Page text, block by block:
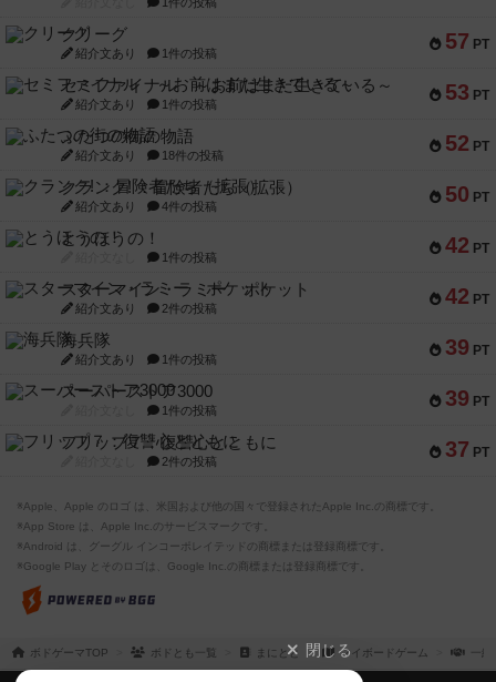
57 PT
クリーグ
紹介文あり 1件の投稿
53 PT
セミファイナル ～お前はまだ生きている～
紹介文あり 1件の投稿
52 PT
ふたつの街の物語
紹介文あり 18件の投稿
50 PT
クランク! ：冒険者たち（拡張）
紹介文あり 4件の投稿
42 PT
とうほうの！
1件の投稿
42 PT
スターマイン・ラミー ポケット
紹介文あり 2件の投稿
39 PT
海兵隊
紹介文あり 1件の投稿
39 PT
スーパーストア3000
1件の投稿
37 PT
フリップ７：復讐心とともに
2件の投稿
※Apple、Apple のロゴ は、米国および他の国々で登録されたApple Inc.の商標です。
※App Store は、Apple Inc.のサービスマークです。
※Android は、グーグル インコーポレイテッドの商標または登録商標です。
※Google Play とそのロゴは、Google Inc.の商標または登録商標です。
ボドゲーマTOP ボドとも一覧 まにとと マイボードゲーム 一
閉じる